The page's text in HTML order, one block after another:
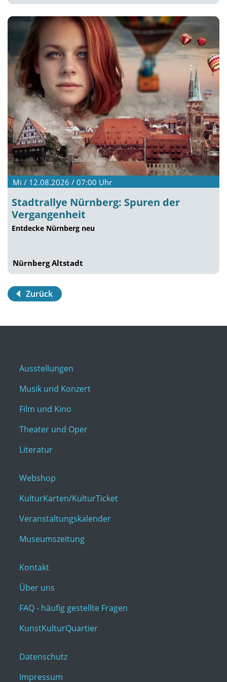
Mi / 12.08.2026 / 07:00 Uhr
Stadtrallye Nürnberg: Spuren der
Vergangenheit
Entdecke Nürnberg neu
Nürnberg Altstadt
Zurück
Ausstellungen
Musik und Konzert
Film und Kino
Theater und Oper
Literatur
Webshop
KulturKarten/KulturTicket
Veranstaltungskalender
Museumszeitung
Kontakt
Über uns
FAQ - häufig gestellte Fragen
KunstKulturQuartier
Datenschutz
Impressum